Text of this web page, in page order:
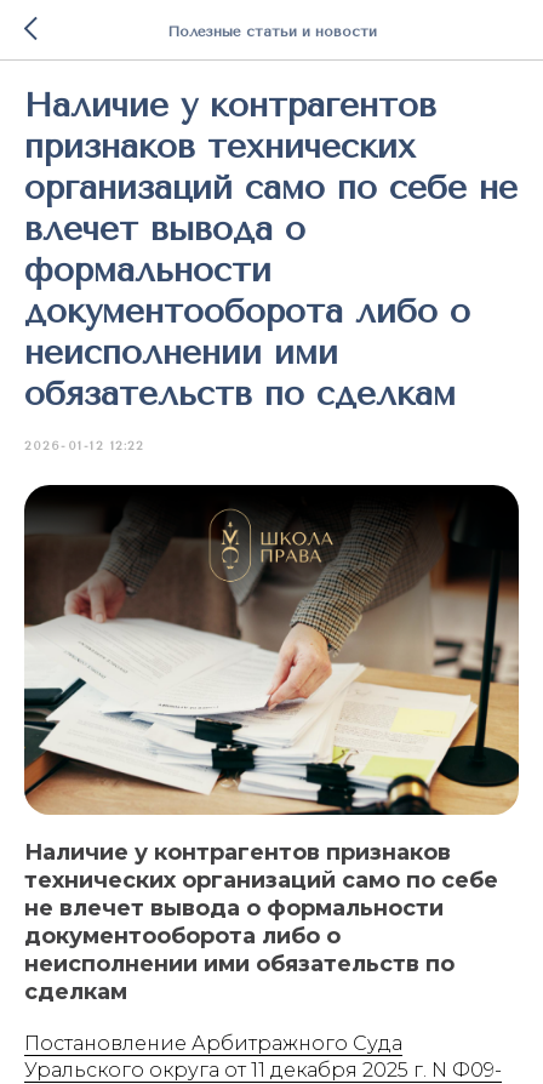
Полезные статьи и новости
Наличие у контрагентов
признаков технических
организаций само по себе не
влечет вывода о
формальности
документооборота либо о
неисполнении ими
обязательств по сделкам
2026-01-12 12:22
Наличие у контрагентов признаков
технических организаций само по себе
не влечет вывода о формальности
документооборота либо о
неисполнении ими обязательств по
сделкам
Постановление Арбитражного Суда
Уральского округа от 11 декабря 2025 г. N Ф09-